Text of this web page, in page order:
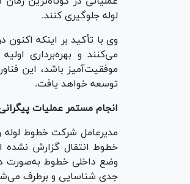
لوله جلوگیری کنند.
وی با تأکید بر اینکه
می‌کنند و بهره‌برداری
توسعه خواهد یافت.
انجام مستمر عملیات
خطوط انتقال گزارش نشده
وضع داخلی خطوط به‌صورت
جدی شناسایی و برطرف